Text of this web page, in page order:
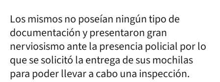
Los mismos no poseían ningún tipo de
documentación y presentaron gran
nerviosismo ante la presencia policial por lo
que se solicitó la entrega de sus mochilas
para poder llevar a cabo una inspección.